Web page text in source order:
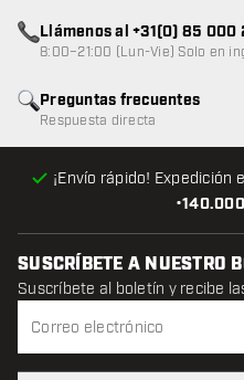
•
¡Envío rápido! Expedición
Preguntas frecuentes
Respuesta directa
Llámenos al +31(0) 85 000
8:00–21:00 (Lun-Vie) Solo en
SUSCRÍBETE A NUESTRO
Suscríbete al boletín y recibe